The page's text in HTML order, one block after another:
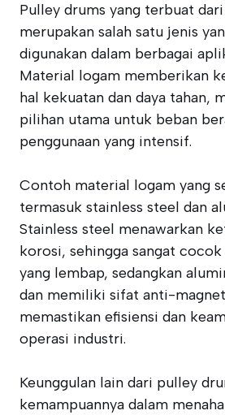
Pulley drums yang terbuat
merupakan salah satu jenis
digunakan dalam berbagai
Material logam memberikan
hal kekuatan dan daya tahan,
pilihan utama untuk beban
penggunaan yang intensif.
Contoh material logam yang
termasuk stainless steel dan
Stainless steel menawarkan
korosi, sehingga sangat
yang lembap, sedangkan
dan memiliki sifat anti-
memastikan efisiensi dan
operasi industri.
Keunggulan lain dari pulley
kemampuannya dalam